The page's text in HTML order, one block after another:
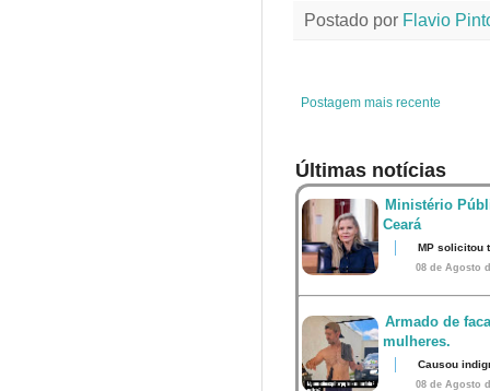
b
e
Postado por Flavio
Postagem mais recente
Últimas notícias
Ministério
Ceará
MP solicitou
08 de Agosto
Armado de
mulheres.
Causou
08 de Agosto